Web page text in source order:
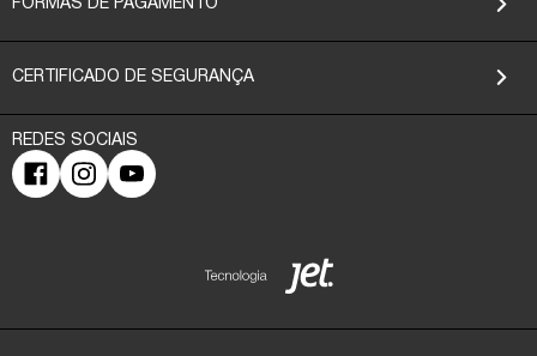
FORMAS DE PAGAMENTO
CERTIFICADO DE SEGURANÇA